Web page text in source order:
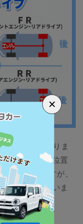
タイプがありま
るタイヤの位置
類がありますが、
のになっていま
✕